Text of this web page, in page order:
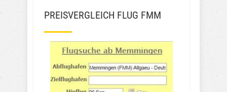
PREISVERGLEICH FLUG FMM